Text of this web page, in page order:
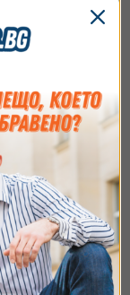
заявиш
Относно
осигурим